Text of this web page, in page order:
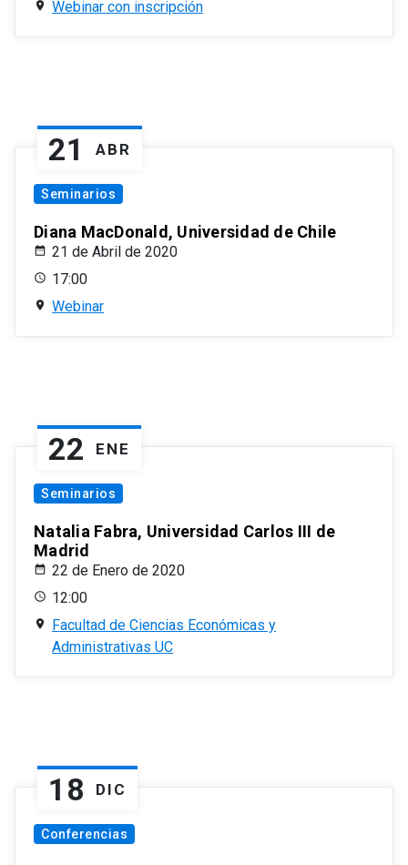
Webinar con inscripción
21 ABR
Seminarios
Diana MacDonald, Universidad de Chile
21 de Abril de 2020
17:00
Webinar
22 ENE
Seminarios
Natalia Fabra, Universidad Carlos III de
Madrid
22 de Enero de 2020
12:00
Facultad de Ciencias Económicas y
Administrativas UC
18 DIC
Conferencias